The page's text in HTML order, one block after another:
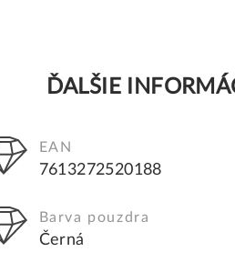
ĎALŠIE
EAN
7613272520188
Barva pouzdra
Černá